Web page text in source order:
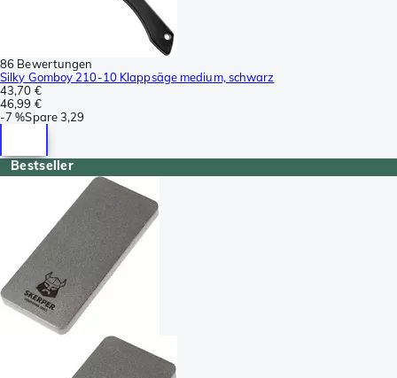
86 Bewertungen
Silky Gomboy 210-10 Klappsäge medium, schwarz
43,70 €
46,99 €
-7 %Spare3,29
Bestseller